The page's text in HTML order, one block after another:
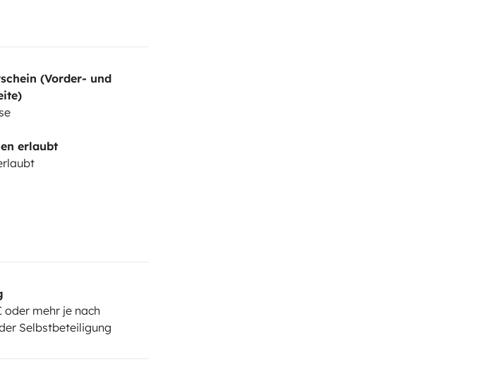
(Vorder- und
erlaubt
oder mehr je nach
Selbstbeteiligung